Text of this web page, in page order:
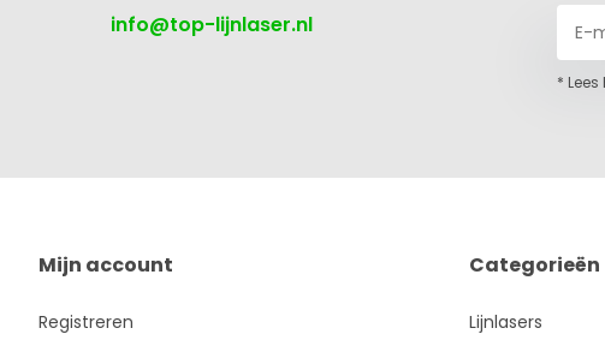
info@top-lijnlaser.nl
*
Mijn account
Registreren
Categorieën
Lijnlasers